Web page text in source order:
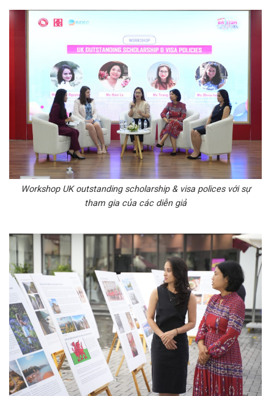
Workshop UK outstanding scholarship & visa polices với sự
tham gia của các diễn giả